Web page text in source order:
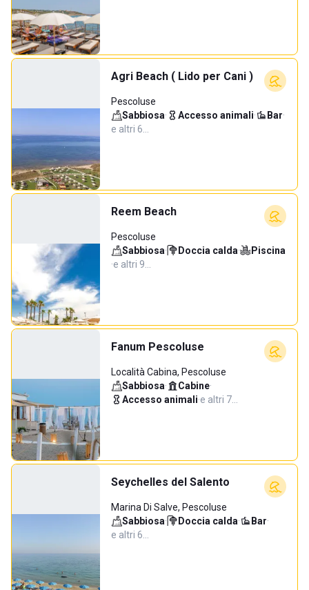
Agri Beach ( Lido per Cani )
Pescoluse
Sabbiosa· Accesso animali· Bar·
e altri 6…
Reem Beach
Pescoluse
Sabbiosa· Doccia calda·
Piscina
·e altri 9…
Fanum Pescoluse
Località Cabina, Pescoluse
Sabbiosa· Cabine·
Accesso animali·e altri 7…
Seychelles del Salento
Marina Di Salve, Pescoluse
Sabbiosa· Doccia calda· Bar·
e altri 6…